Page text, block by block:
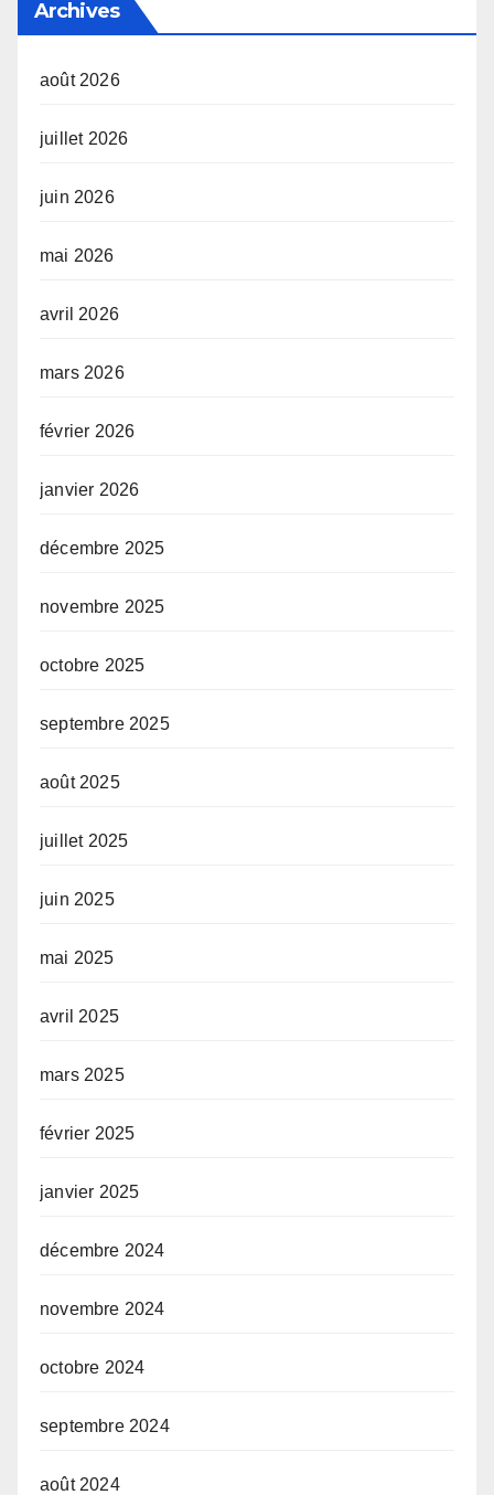
Archives
août 2026
juillet 2026
juin 2026
mai 2026
avril 2026
mars 2026
février 2026
janvier 2026
décembre 2025
novembre 2025
octobre 2025
septembre 2025
août 2025
juillet 2025
juin 2025
mai 2025
avril 2025
mars 2025
février 2025
janvier 2025
décembre 2024
novembre 2024
octobre 2024
septembre 2024
août 2024